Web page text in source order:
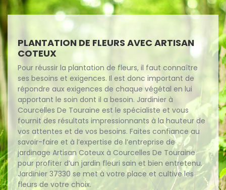
PLANTATION DE FLEURS AVEC ARTISAN
COTEUX
Pour réussir la plantation de fleurs, il faut connaître
ses besoins et exigences. Il est donc important de
répondre aux exigences de chaque végétal en lui
apportant le soin dont il a besoin. Jardinier à
Courcelles De Touraine est le spécialiste et vous
fournit des résultats impressionnants à la hauteur de
vos attentes et de vos besoins. Faites confiance au
savoir-faire et à l’expertise de l’entreprise de
jardinage Artisan Coteux à Courcelles De Touraine
pour profiter d’un jardin fleuri sain et bien entretenu.
Jardinier 37330 se met à votre place et cultive les
fleurs de votre choix.